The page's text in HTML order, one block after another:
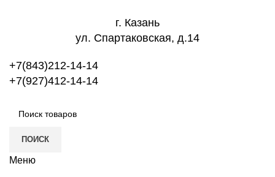
г. Казань
ул. Спартаковская, д.14
+7(843)212-14-14
+7(927)412-14-14
ПОИСК
Меню